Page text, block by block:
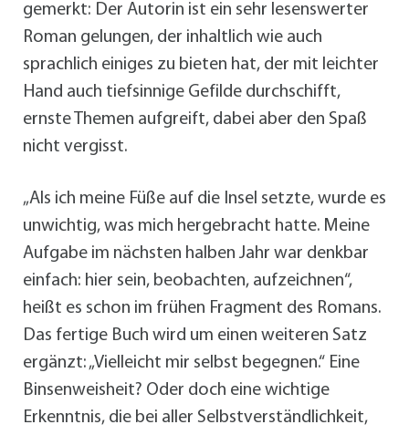
gemerkt: Der Autorin ist ein sehr lesenswerter
Roman gelungen, der inhaltlich wie auch
sprachlich einiges zu bieten hat, der mit leichter
Hand auch tiefsinnige Gefilde durchschifft,
ernste Themen aufgreift, dabei aber den Spaß
nicht vergisst.
„Als ich meine Füße auf die Insel setzte, wurde es
unwichtig, was mich hergebracht hatte. Meine
Aufgabe im nächsten halben Jahr war denkbar
einfach: hier sein, beobachten, aufzeichnen“,
heißt es schon im frühen Fragment des Romans.
Das fertige Buch wird um einen weiteren Satz
ergänzt: „Vielleicht mir selbst begegnen.“ Eine
Binsenweisheit? Oder doch eine wichtige
Erkenntnis, die bei aller Selbstverständlichkeit,